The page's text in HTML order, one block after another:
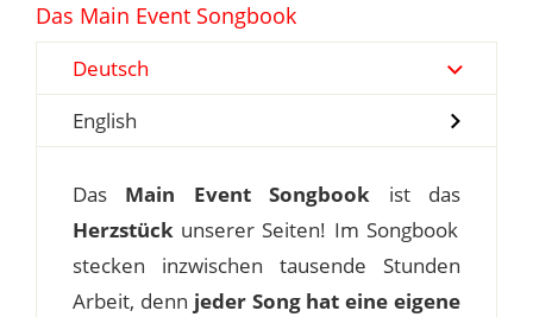
Das Main Event Songbook
Deutsch
English
Das Main Event Songbook ist das
Herzstück unserer Seiten! Im Songbook
stecken inzwischen tausende Stunden
Arbeit, denn jeder Song hat eine eigene